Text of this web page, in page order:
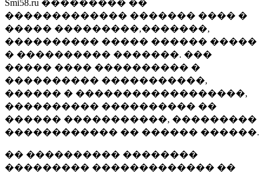
Smi58.ru ��������� ��
������������� ������� ���� �
����� ���������,�������,
���������� ����� ������ �����
� ���������� �������. ���
����� ���� ���������� �
���������� �����������,
������ � ������������������,
���������� ���������� ��
������ �����������, ���������
������������ �� ������ ������.
�� ���������� ��������
��������� ������������� ��